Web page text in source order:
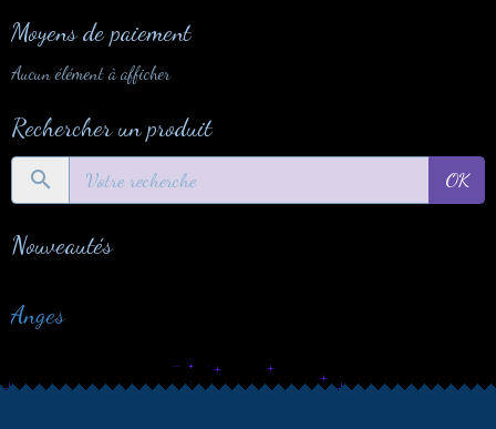
Moyens de paiement
Aucun élément à afficher
Rechercher un produit
OK
Nouveautés
Anges